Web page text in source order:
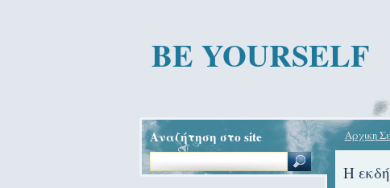
BE YOURSELF
Αρχικη
H
Αναζήτηση στο site